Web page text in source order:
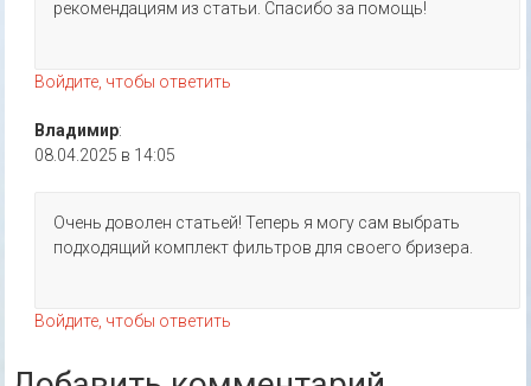
рекомендациям из статьи. Спасибо за помощь!
Войдите, чтобы ответить
Владимир:
08.04.2025 в 14:05
Очень доволен статьей! Теперь я могу сам выбрать
подходящий комплект фильтров для своего бризера.
Войдите, чтобы ответить